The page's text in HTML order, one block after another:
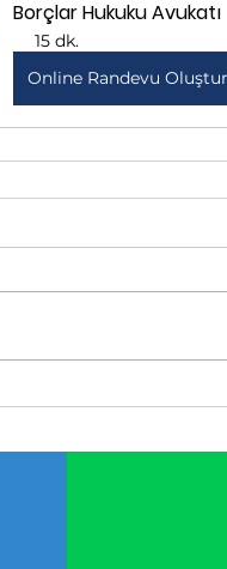
Borçlar Hukuku Avukatı
15 dk.
Online Randevu Oluştur